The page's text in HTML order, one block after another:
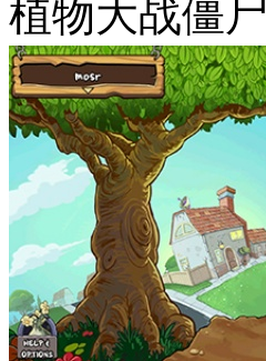
植物大战僵尸